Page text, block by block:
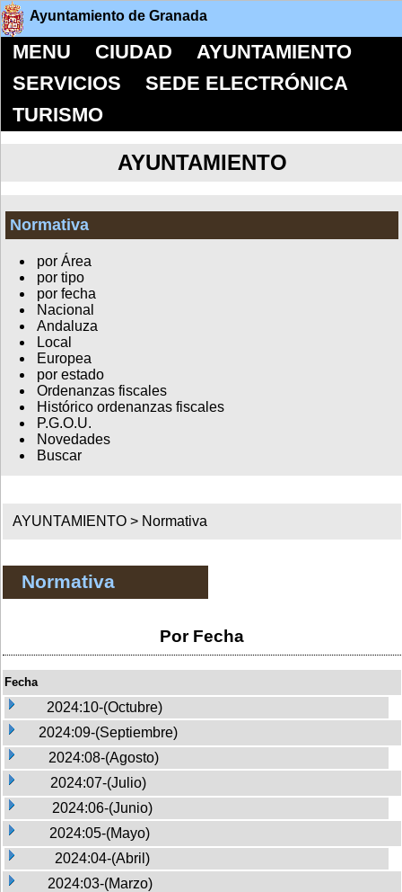
Ayuntamiento de Granada
MENU CIUDAD
AYUNTAMIENTO
SERVICIOS
SEDE ELECTRÓNICA
TURISMO
AYUNTAMIENTO
Normativa
por Área
por tipo
por fecha
Nacional
Andaluza
Local
Europea
por estado
Ordenanzas fiscales
Histórico ordenanzas fiscales
P.G.O.U.
Novedades
Buscar
AYUNTAMIENTO > Normativa
Normativa
Por Fecha
Fecha
2024:10-(Octubre)
2024:09-(Septiembre)
2024:08-(Agosto)
2024:07-(Julio)
2024:06-(Junio)
2024:05-(Mayo)
2024:04-(Abril)
2024:03-(Marzo)